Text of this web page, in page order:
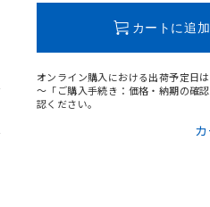
カートに追加
オンライン購入における出荷予定日
～「ご購入手続き：価格・納期の確
認ください。